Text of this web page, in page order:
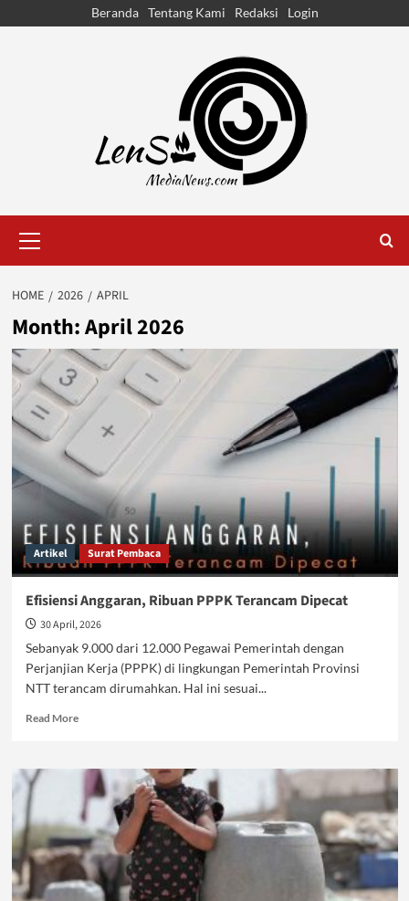
Beranda Tentang Kami Redaksi Login
Menu
HOME 2026 APRIL
Month:April 2026
Artikel Surat Pembaca
Efisiensi Anggaran, Ribuan PPPK Terancam Dipecat
30 April, 2026
Sebanyak 9.000 dari 12.000 Pegawai Pemerintah dengan
Perjanjian Kerja (PPPK) di lingkungan Pemerintah Provinsi
NTT terancam dirumahkan. Hal ini sesuai...
Read MoreRead
Efisiensi
Anggaran,
Ribuan
PPPK
Terancam
Dipecat